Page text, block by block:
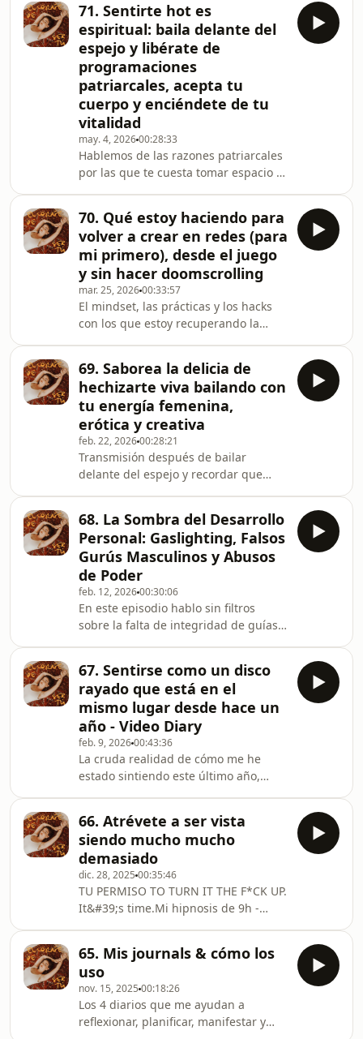
reflexiones e epifanías después de
recibir mi diagnóstico hace 2
semanas. Deseo que este episodio te
haga sentir vista si tú también llevas
tiempo intuyendo que puede que
tengas TDAH no diagnosticado o si
tienes a alguien en tu vida que lo
tiene y que puedas ent
71. Sentirte hot es
espiritual: baila delante del
espejo y libérate de
programaciones
patriarcales, acepta tu
cuerpo y enciéndete de tu
vitalidad
may. 4, 202600:28:33
Hablemos de las razones patriarcales
por las que te cuesta tomar espacio y
creativa y VIVA. Me encantaría que me
contaras tus sensaciones en los
comentarios o que me escribas por
IG! &lt;3 Mi IG: ⁠⁠⁠⁠@nora.visions⁠⁠⁠⁠Mi Web:
⁠⁠⁠⁠⁠noravisions.es⁠Mencionados: -
@florencegiven
70. Qué estoy haciendo para
volver a crear en redes (para
mi primero), desde el juego
y sin hacer doomscrolling
mar. 25, 202600:33:57
El mindset, las prácticas y los hacks
con los que estoy recuperando la
expresión primero... mientras tomo
responsabilidad radical de mi
atención y mis hábitos de consumir
contenido de otra gente. Deseo que te
inspire! Mencionados: - Episodio 58.
Todo lo que creas es para ti primero -
El post de baile + poema - Social Foc
69. Saborea la delicia de
hechizarte viva bailando con
tu energía femenina,
erótica y creativa
feb. 22, 202600:28:21
Transmisión después de bailar
delante del espejo y recordar que
magnética y felizzzzzz. De mi corazón
ardiente al tuyo. Te quiero bailando
delante del espejo como si estuvieras
en un videoclip, BEY-BI. Esto es lo que
quiero hacer el resto de mi vida.
Mencionados: - Episodio Todo
empieza on the dancefloor - Mi short
afrobea
68. La Sombra del Desarrollo
Personal: Gaslighting, Falsos
Gurús Masculinos y Abusos
de Poder
feb. 12, 202600:30:06
En este episodio hablo sin filtros
sobre la falta de integridad de guías,
desarrollo personal - para que
aprendas a discernir en quién confiar
a partir de ahora. Tu intuición nunca
está equivocada. Escúchala hasta
cuando no haya explicación. Mi IG:
@nora.visionsMi Web: ⁠noravisions.es
67. Sentirse como un disco
rayado que está en el
mismo lugar desde hace un
año - Video Diary
feb. 9, 202600:43:36
La cruda realidad de cómo me he
estado sintiendo este último año,
comprometo. Grabado como un Video
Diary para mi misma que deseo que
te haga sentir vista si te has sentido
similar a mi. Te abrazo!!!Mi IG:
@nora.visionsMi web:
noravisions.esMENCIONADOS: Post
de cómo hacer tu habit tracker
Santiago Weppler - YoutubeFelicity
Morgan L
66. Atrévete a ser vista
siendo mucho mucho
demasiado
dic. 28, 2025 00:35:46
TU PERMISO TO TURN IT THE F*CK UP.
It&#39;s time.Mi hipnosis de 9h -
encantaría saber qué has recibido de
este episodio en los comentarios! O
escríbeme por Instagram a:⁠⁠⁠⁠⁠⁠⁠⁠
@nora.visions⁠⁠⁠⁠⁠⁠⁠⁠ :) TRABAJA CONMIGO
1:1:⁠⁠⁠⁠⁠⁠Being The One⁠⁠⁠⁠⁠⁠ - Hipnosis +
65. Mis journals & cómo los
uso
nov. 15, 2025 00:18:26
Los 4 diarios que me ayudan a
reflexionar, planificar, manifestar y